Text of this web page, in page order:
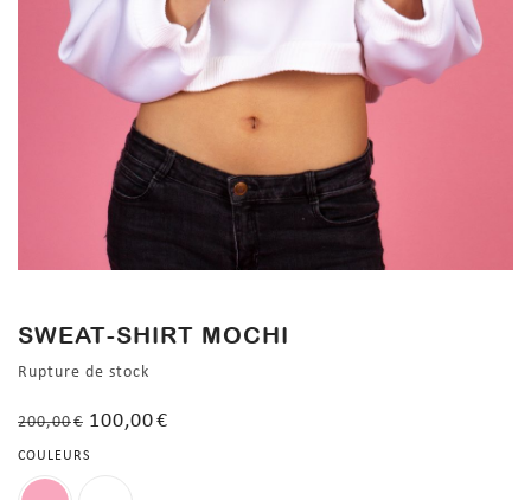
SWEAT-SHIRT MOCHI
Rupture de stock
200,00€ 100,00€
COULEURS